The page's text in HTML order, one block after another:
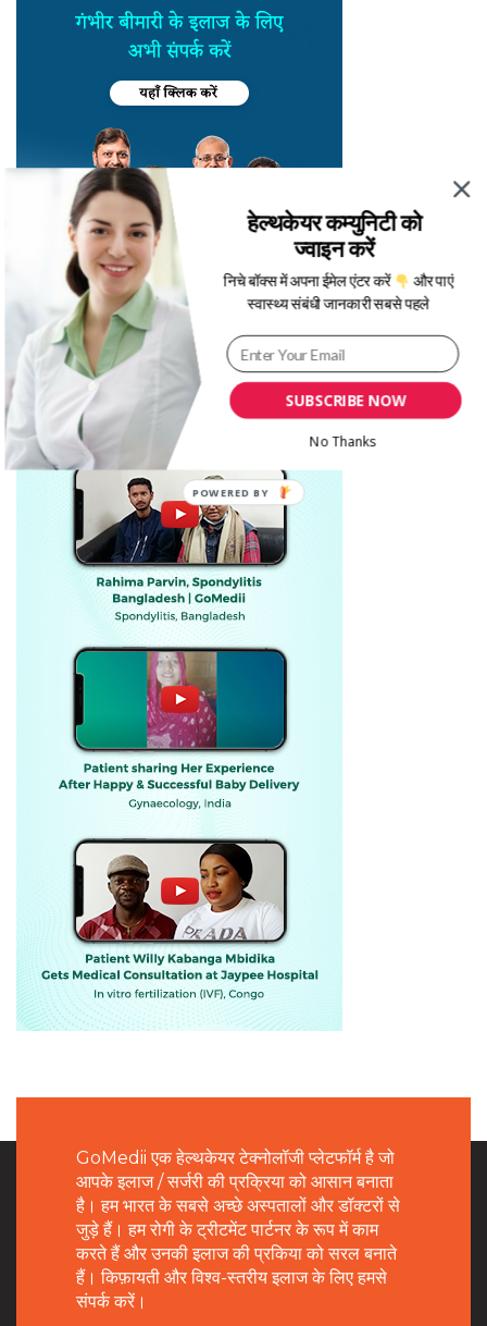
GoMedii एक हेल्थकेयर टेक्नोलॉजी प्लेटफॉर्म है जो
आपके इलाज / सर्जरी की प्रक्रिया को आसान बनाता
है। हम भारत के सबसे अच्छे अस्पतालों और डॉक्टरों से
जुड़े हैं। हम रोगी के ट्रीटमेंट पार्टनर के रूप में काम
करते हैं और उनकी इलाज की प्रकिया को सरल बनाते
हैं। किफ़ायती और विश्व-स्तरीय इलाज के लिए हमसे
संपर्क करें।
SUBSCRIBE NOW
हेल्थकेयर कम्युनिटी को
ज्वाइन करें
निचे बॉक्स में अपना ईमेल एंटर करें
और पाएं
स्वास्थ्य संबंधी जानकारी सबसे पहले
No Thanks
POWERED BY